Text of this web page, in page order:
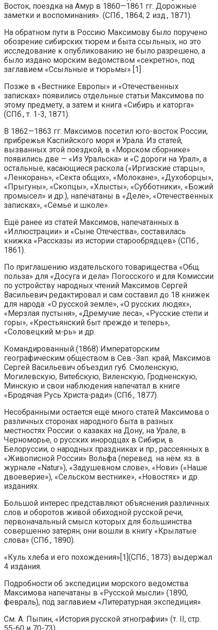
Восток, поездка на Амур в 1860—1861 гг. Дорожные
заметки и воспоминания». (СПб., 1864; 2 изд., 1871).
На обратном пути в Россию Максимову было поручено
обозрение сибирских тюрем и быта ссыльных, но это
исследование к опубликованию не было разрешено, а
было издано морским ведомством «секретно», под
заглавием «Ссыльные и тюрьмы» [1] .
Позже в «Вестнике Европы» и «Отечественных
записках» появились отдельные статьи Максимова по
этому предмету, а затем и книга «Сибирь и каторга»
(СПб., т. 1-3, 1871).
В 1862—1863 гг. Максимов посетил юго-восток России,
прибрежья Каспийского моря и Урала. Из статей,
вызванных этой поездкой, в «Морском сборнике»
появились две — «Из Уральска» и «С дороги на Урал», а
остальные, касающиеся раскола («Иргизские старцы»,
«Ленкорань», «Секта общих», «Молокане», «Духоборцы»,
«Прыгуны», «Скопцы», «Хлысты», «Субботники», «Божий
промысел» и др.), напечатаны в «Деле», «Отечественных
записках», «Семье и школе».
Ещё ранее из статей Максимов, напечатанных в
«Иллюстрации» и «Сыне Отечества», составилась
книжка «Рассказы из истории старообрядцев» (СПб.,
1861).
По приглашению издательского товарищества «Общ.
польза» для «Досуга и дела» Погосского и для Комиссии
по устройству народных чтений Максимов Сергей
Васильевич редактировал и сам составил до 18 книжек
для народа: «О русской земле», «О русских людях»,
«Мерзлая пустыня», «Дремучие леса», «Русские степи и
горы», «Крестьянский быт прежде и теперь»,
«Соловецкий м-рь» и др.
Командированный (1868) Императорским
географическим обществом в Сев.-Зап. край, Максимов
Сергей Васильевич объездил губ. Смоленскую,
Могилевскую, Витебскую, Виленскую, Гродненскую,
Минскую и свои наблюдения напечатал в книге
«Бродячая Русь Христа-ради» (СПб., 1877).
Несобранными остается ещё много статей Максимова о
различных сторонах народного быта в разных
местностях России: о казаках на Дону, на Урале, в
Черноморье, о русских инородцах в Сибири, в
Белоруссии, о народных праздниках и пр., рассеянных в
«Живописной России» Вольфа (перевед. на нём. яз. в
журнале «Natur»), «Задушевном слове», «Нови» («Наше
двоеверие»), «Сельском вестнике», «Новостях» и др.
изданиях.
Большой интерес представляют объяснения различных
слов и оборотов живой обиходной русской речи,
первоначальный смысл которых для большинства
совершенно затерян; они вошли в книгу «Крылатые
слова» (СПб., 1890).
«Куль хлеба и его похождения»[1](СПб., 1873) выдержал
4 издания.
Подробности об экспедиции морского ведомства
Максимова напечатаны в «Русской мысли» (1890,
февраль), под заглавием «Литературная экспедиция».
См. А. Пыпин, «История русской этнографии» (т. II, стр.